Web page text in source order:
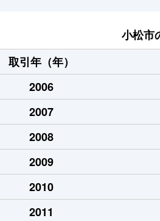
小松市
取引年（年）
2006
2007
2008
2009
2010
2011